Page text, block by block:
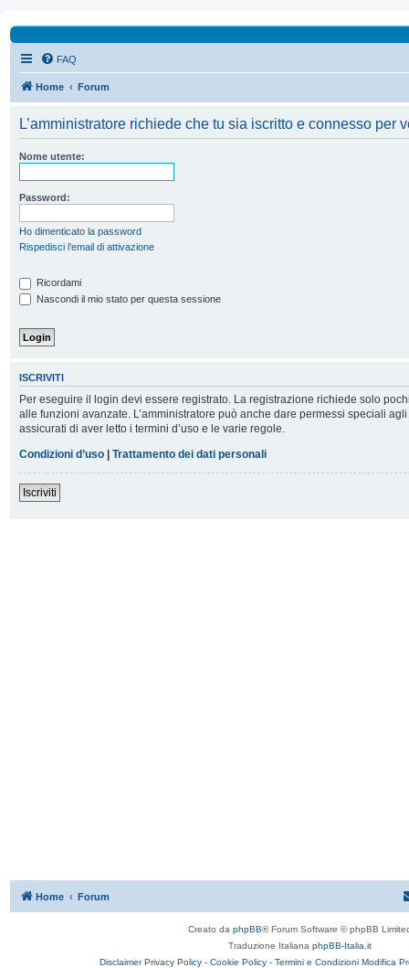
FAQ
Home Forum
L’amministratore richiede che tu sia iscritto e connesso per
Nome utente:
Password:
Ho dimenticato la password
Rispedisci l’email di attivazione
Ricordami
Nascondi il mio stato per questa sessione
ISCRIVITI
Per eseguire il login devi essere registrato. La registrazione richiede solo
alle funzioni avanzate. L’amministratore può anche dare permessi speciali
assicurati di aver letto i termini d’uso e le varie regole.
Condizioni d’uso | Trattamento dei dati personali
Iscriviti
Home Forum
Creato da phpBB® Forum Software © phpBB
Traduzione Italiana phpBB-Italia.it
Disclaimer Privacy Policy - Cookie Policy - Termini e Condizioni Modifica